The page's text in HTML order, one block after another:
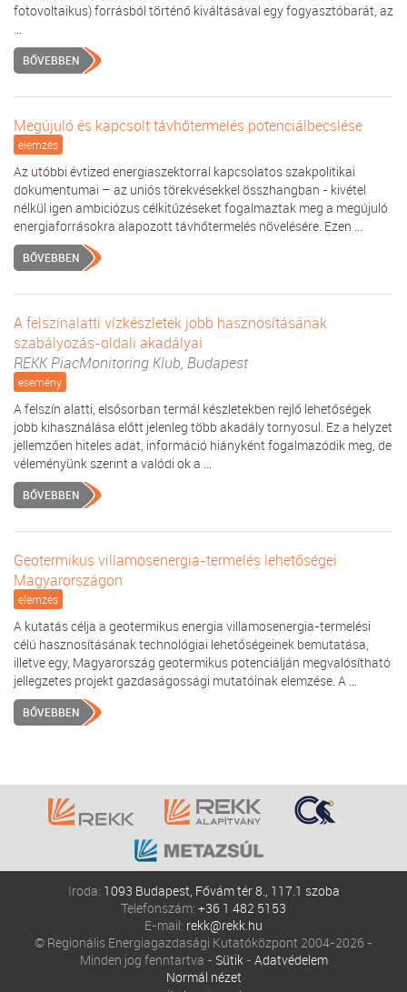
fotovoltaikus) forrásból történő kiváltásával egy fogyasztóbarát, az
...
BŐVEBBEN
Megújuló és kapcsolt távhőtermelés potenciálbecslése
elemzés
Az utóbbi évtized energiaszektorral kapcsolatos szakpolitikai
dokumentumai – az uniós törekvésekkel összhangban - kivétel
nélkül igen ambiciózus célkitűzéseket fogalmaztak meg a megújuló
energiaforrásokra alapozott távhőtermelés növelésére. Ezen ...
BŐVEBBEN
A felszínalatti vízkészletek jobb hasznosításának
szabályozás-oldali akadályai
REKK PiacMonitoring Klub, Budapest
esemény
A felszín alatti, elsősorban termál készletekben rejlő lehetőségek
jobb kihasználása előtt jelenleg több akadály tornyosul. Ez a helyzet
jellemzően hiteles adat, információ hiányként fogalmazódik meg, de
véleményünk szerint a valódi ok a ...
BŐVEBBEN
Geotermikus villamosenergia-termelés lehetőségei
Magyarországon
elemzés
A kutatás célja a geotermikus energia villamosenergia-termelési
célú hasznosításának technológiai lehetőségeinek bemutatása,
illetve egy, Magyarország geotermikus potenciálján megvalósítható
jellegzetes projekt gazdaságossági mutatóinak elemzése. A ...
BŐVEBBEN
Iroda: 1093 Budapest, Fővám tér 8., 117.1 szoba
Telefonszám: +36 1 482 5153
E-mail: rekk@rekk.hu
© Regionális Energiagazdasági Kutatóközpont 2004-2026 -
Minden jog fenntartva - Sütik- Adatvédelem
Normál nézet